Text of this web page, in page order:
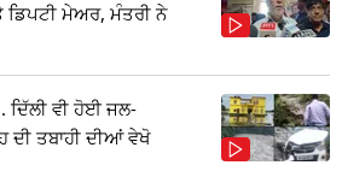
ਮੇਅਰ, ਮੰਤਰੀ ਨੇ
ਦਿੱਲੀ ਵੀ ਹੋਈ ਜਲ-
ਦੀ ਤਬਾਹੀ ਦੀਆਂ ਵੇਖੋ